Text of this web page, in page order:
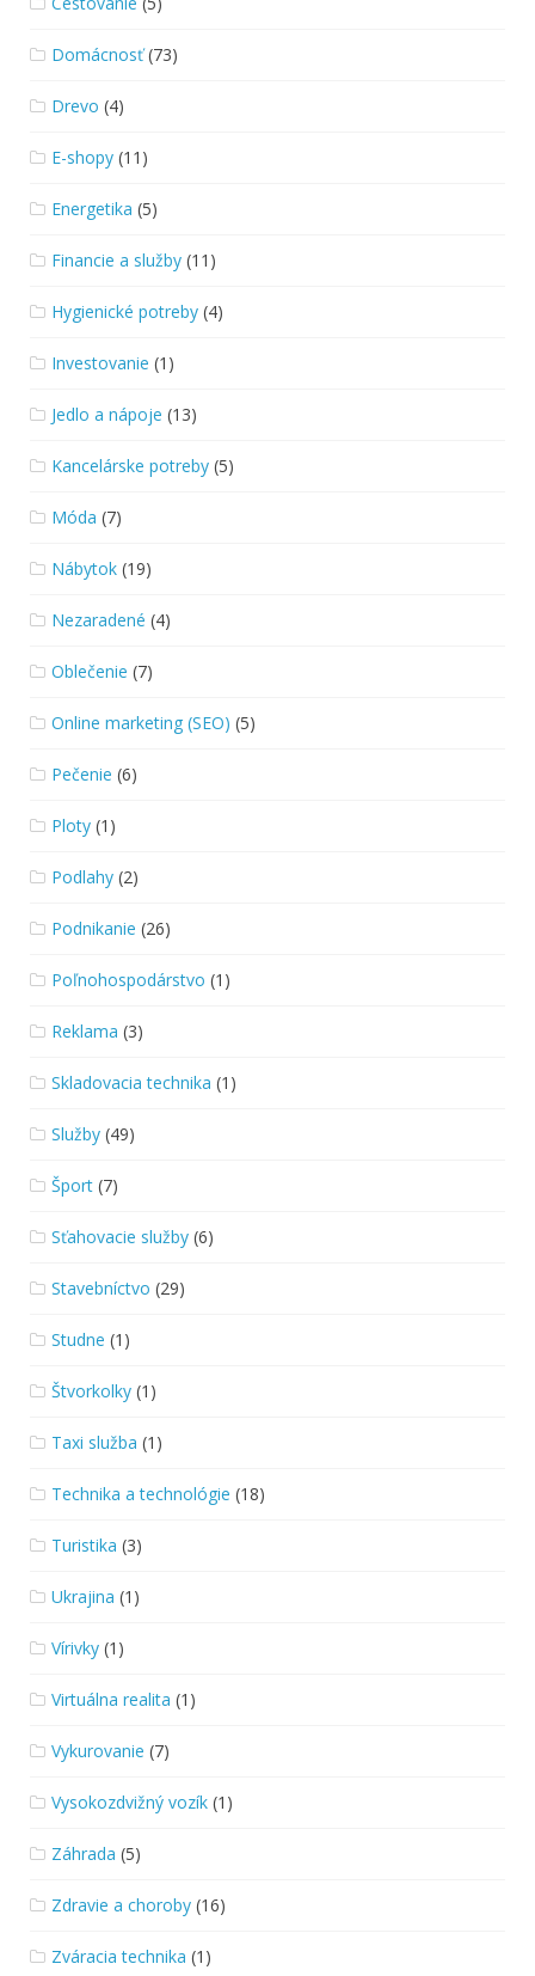
Domácnosť(73)
Drevo (4)
E-shopy (11)
Energetika (5)
Financie a služby (11)
Hygienické potreby (4)
Investovanie (1)
Jedlo a nápoje (13)
Kancelárske potreby (5)
Móda (7)
Nábytok (19)
Nezaradené (4)
Oblečenie (7)
Online marketing (SEO) (5)
Pečenie (6)
Ploty (1)
Podlahy (2)
Podnikanie (26)
Poľnohospodárstvo (1)
Reklama (3)
Skladovacia technika (1)
Služby (49)
Šport (7)
Sťahovacie služby (6)
Stavebníctvo (29)
Studne (1)
Štvorkolky (1)
Taxi služba (1)
Technika a technológie (18)
Turistika (3)
Ukrajina (1)
Vírivky (1)
Virtuálna realita (1)
Vykurovanie (7)
Vysokozdvižný vozík (1)
Záhrada (5)
Zdravie a choroby (16)
Zváracia technika (1)